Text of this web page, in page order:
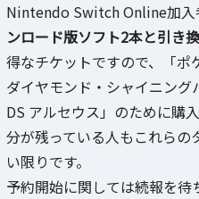
Nintendo Switch Online加入
ンロード版ソフト2本と引き
得なチケットですので、「ポ
ダイヤモンド・シャイニン
DS アルセウス」のために購
分が残っている人もこれらの
い限りです。
予約開始に関しては続報を待